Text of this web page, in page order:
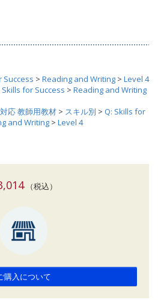
Success > Reading and Writing > Level 4
Skills for Success > Reading and Writing
応 教師用教材 > スキル別 > Q: Skills for
and Writing > Level 4
（税込）
購入について